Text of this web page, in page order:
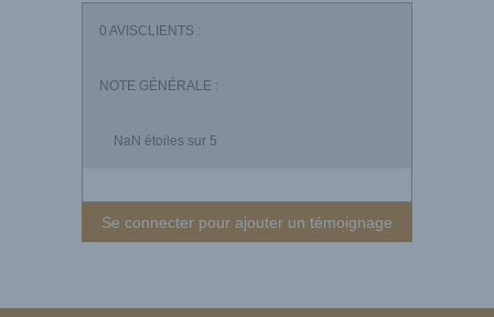
0 AVISCLIENTS :
NOTE GÉNÉRALE :
NaN étoiles sur 5
Se connecter pour ajouter un témoignage